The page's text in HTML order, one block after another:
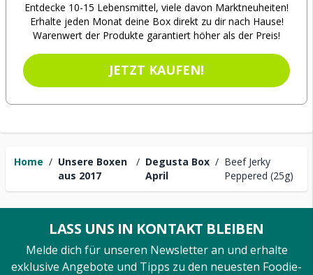
Home / Unsere Boxen
aus 2017
/ Degusta Box
April
/ Beef Jerky
Peppered (25g)
Entdecke 10-15 Lebensmittel, viele davon Marktneuheiten!
Erhalte jeden Monat deine Box direkt zu dir nach Hause!
Warenwert der Produkte garantiert höher als der Preis!
JETZT KAUFEN!
LASS UNS IN KONTAKT BLEIBEN
Melde dich für unseren Newsletter an und erhalte
exklusive Angebote und Tipps zu den neuesten Foodie-